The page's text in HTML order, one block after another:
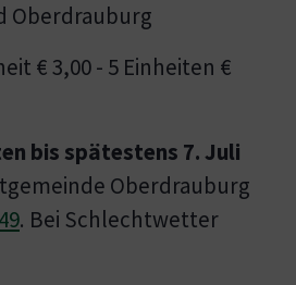
Oberdrauburg
€ 3,00 - 5 Einheiten €
bis spätestens 7. Juli
Oberdrauburg
. Bei Schlechtwetter